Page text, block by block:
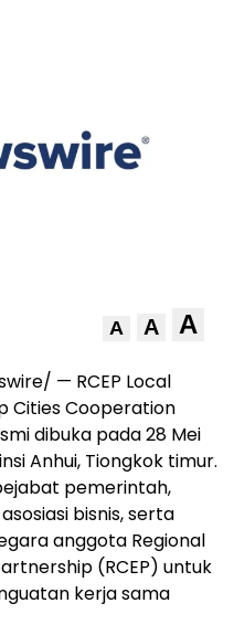
A A A
— RCEP Local
Cities Cooperation
dibuka pada 28 Mei
Anhui, Tiongkok timur.
pemerintah,
bisnis, serta
anggota Regional
(RCEP) untuk
kerja sama